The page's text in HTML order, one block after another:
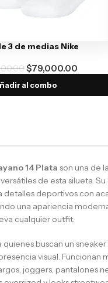
3 de medias Nike
$79,000.00
al combo
14 Plata son una de
de esta silueta.
detalles deportivos con
una apariencia
cualquier outfit.
quienes buscan un
visual. Funcionan
joggers, pantalones